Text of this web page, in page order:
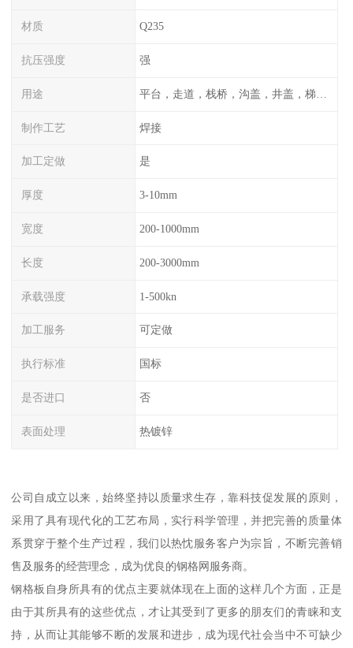
材质 Q235
抗压强度 强
用途 平台，走道，栈桥，沟盖，井盖，梯子，围栏等
制作工艺 焊接
加工定做 是
厚度 3-10mm
宽度 200-1000mm
长度 200-3000mm
承载强度 1-500kn
加工服务 可定做
执行标准 国标
是否进口 否
表面处理 热镀锌
公司自成立以来，始终坚持以质量求生存，靠科技促发展的原则，
采用了具有现代化的工艺布局，实行科学管理，并把完善的质量体
系贯穿于整个生产过程，我们以热忱服务客户为宗旨，不断完善销
售及服务的经营理念，成为优良的钢格网服务商。
钢格板自身所具有的优点主要就体现在上面的这样几个方面，正是
由于其所具有的这些优点，才让其受到了更多的朋友们的青睐和支
持，从而让其能够不断的发展和进步，成为现代社会当中不可缺少